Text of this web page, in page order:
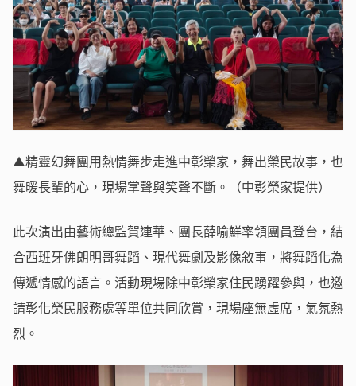
▲精靈幻舞團用熱情舞步走進中彰榮家，舞出榮民故事，也
舞暖長輩的心，現場掌聲與笑聲不斷。（中彰榮家提供）
此次演出由藝術總監賀連華、團長薛喻鮮率領團員登台，結
合西班牙佛朗明哥舞蹈、現代舞劇及影像敘事，將舞蹈化為
傳遞情感的語言。活動現場除中彰榮家住民踴躍參與，也邀
請彰化榮民服務處等單位共同欣賞，現場座無虛席，氣氛熱
烈。